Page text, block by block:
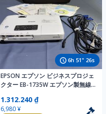
6h 51" 25s
EPSON エプソン ビジネスプロジェ
クター EB-1735W エプソン製無線
1.312.240 ₫
6,980 ¥